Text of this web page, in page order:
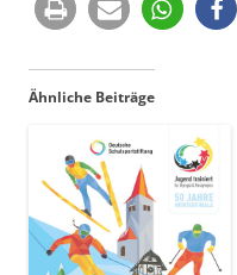
Ähnliche Beiträge